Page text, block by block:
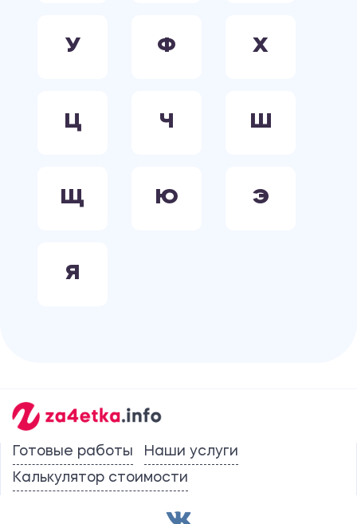
У Ф Х
Ц Ч Ш
Щ Ю Э
Я
Готовые работы
Наши услуги
Калькулятор стоимости